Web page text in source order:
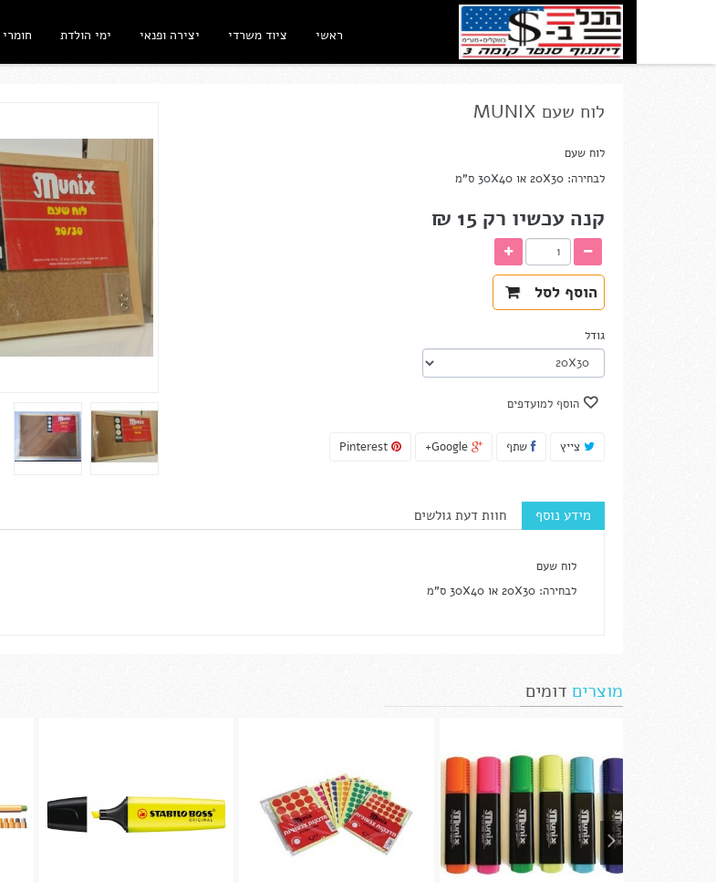
ראשי ציוד משרדי יצירה ופנאי ימי הולדת חומרי
לוח שעם MUNIX
לוח שעם
לבחירה: 20X30 או 30X40 ס"מ
קנה עכשיו רק 15 ₪‎
הוסף לסל
גודל
הוסף למועדפים
צייץ שתף Google+
Pinterest
מידע נוסף חוות דעת גולשים
לוח שעם
לבחירה: 20X30 או 30X40 ס"מ
מוצרים דומים